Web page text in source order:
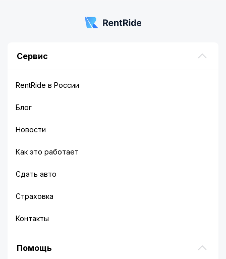
Сервис
RentRide в России
Блог
Новости
Как это работает
Сдать авто
Страховка
Контакты
Помощь